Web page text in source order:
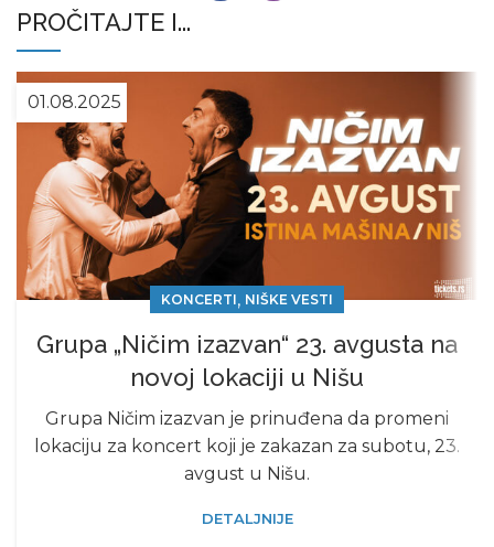
PROČITAJTE I...
01.08.2025
KONCERTI, NIŠKE VESTI
Grupa „Ničim izazvan“ 23. avgusta na
novoj lokaciji u Nišu
Grupa Ničim izazvan je prinuđena da promeni
lokaciju za koncert koji je zakazan za subotu, 23.
avgust u Nišu.
DETALJNIJE